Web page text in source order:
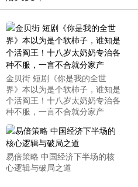
金贝街 短剧《你是我的全世
界》本以为是个软柿子，谁知是
个活阎王！十八岁太奶奶专治各
种不服，一言不合就分家产
易倍策略 中国经济下半场的核
心逻辑与破局之道